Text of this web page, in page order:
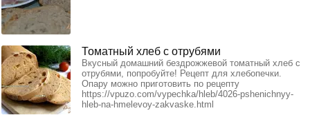
Томатный хлеб с отрубями
Вкусный домашний бездрожжевой томатный хлеб с
отрубями, попробуйте! Рецепт для хлебопечки.
Опару можно приготовить по рецепту
https://vpuzo.com/vypechka/hleb/4026-pshenichnyy-
hleb-na-hmelevoy-zakvaske.html